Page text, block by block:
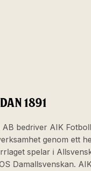
1891
AB bedriver AIK
genom ett
spelar i
Damallsvenskan.